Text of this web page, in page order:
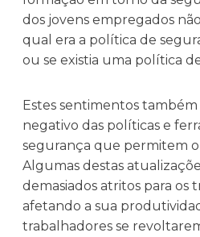
dos jovens empregados
qual era a política de
ou se existia uma política
Estes sentimentos
negativo das políticas e
segurança que permitem o
Algumas destas
demasiados atritos para os
afetando a sua
trabalhadores se